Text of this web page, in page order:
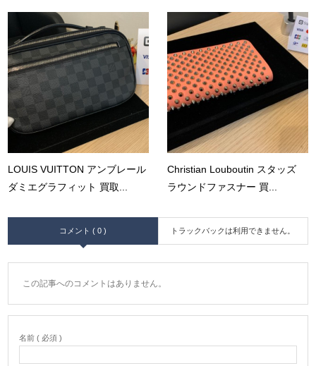
LOUIS VUITTON アンブレール
ダミエグラフィット 買取...
Christian Louboutin スタッズ
ラウンドファスナー 買...
コメント ( 0 ) トラックバックは利用できません。
この記事へのコメントはありません。
名前 ( 必須 )